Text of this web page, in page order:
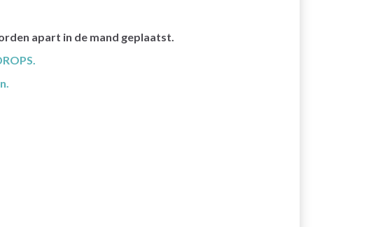
apart in de mand geplaatst.